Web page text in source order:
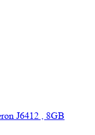
J6412 , 8GB